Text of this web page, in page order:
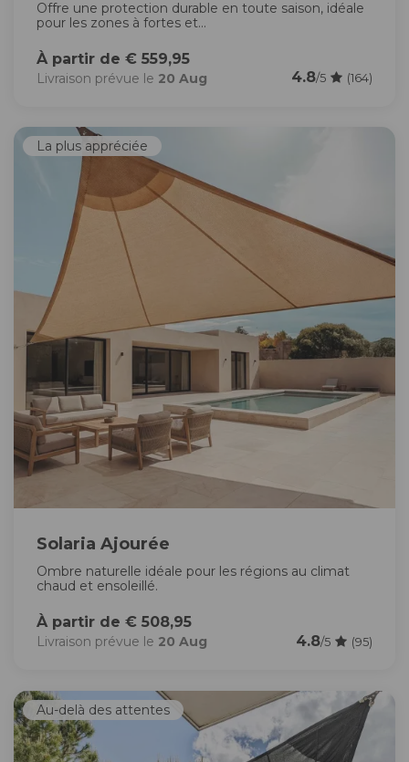
Offre une protection durable en toute saison, idéale
pour les zones à fortes et...
À partir de € 559,95
Livraison prévue le 20 Aug 4.8/5 (164)
La plus appréciée
Solaria Ajourée
Ombre naturelle idéale pour les régions au climat
chaud et ensoleillé.
À partir de € 508,95
Livraison prévue le 20 Aug 4.8/5 (95)
Au-delà des attentes